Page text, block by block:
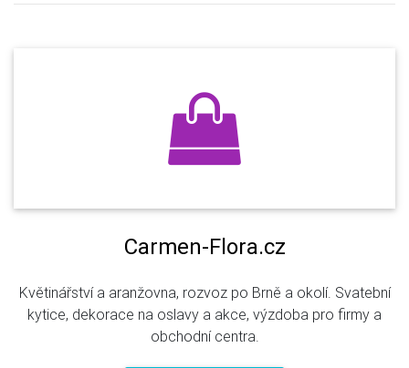
Carmen-Flora.cz
Květinářství a aranžovna, rozvoz po Brně a okolí. Svatební
kytice, dekorace na oslavy a akce, výzdoba pro firmy a
obchodní centra.